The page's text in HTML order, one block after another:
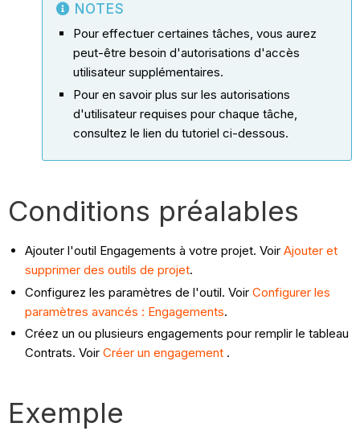
NOTES
Pour effectuer certaines tâches, vous aurez
peut-être besoin d'autorisations d'accès
utilisateur supplémentaires.
Pour en savoir plus sur les autorisations
d'utilisateur requises pour chaque tâche,
consultez le lien du tutoriel ci-dessous.
Conditions préalables
Ajouter l'outil Engagements à votre projet. VoirAjouter et
supprimer des outils de projet.
Configurez les paramètres de l'outil. VoirConfigurer les
paramètres avancés : Engagements.
Créez un ou plusieurs engagements pour remplir le tableau
Contrats. VoirCréer un engagement .
Exemple